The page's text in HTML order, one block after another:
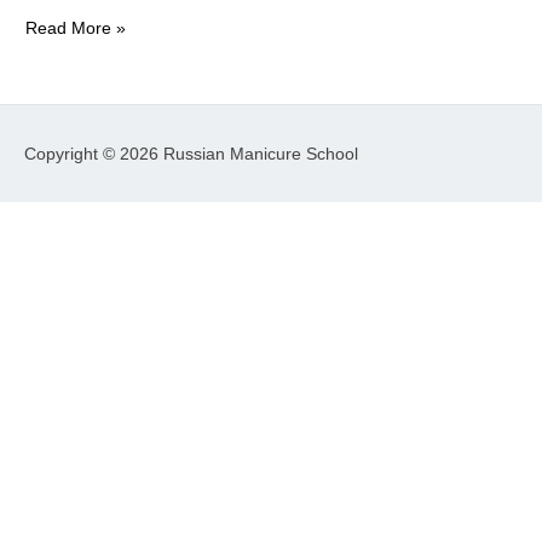
Read More »
Copyright © 2026 Russian Manicure School